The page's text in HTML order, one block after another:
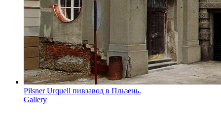
Pilsner Urquell пивзавод в Пльзень.
Gallery